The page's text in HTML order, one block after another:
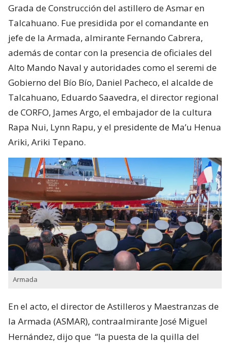
Grada de Construcción del astillero de Asmar en
Talcahuano. Fue presidida por el comandante en
jefe de la Armada, almirante Fernando Cabrera,
además de contar con la presencia de oficiales del
Alto Mando Naval y autoridades como el seremi de
Gobierno del Bío Bío, Daniel Pacheco, el alcalde de
Talcahuano, Eduardo Saavedra, el director regional
de CORFO, James Argo, el embajador de la cultura
Rapa Nui, Lynn Rapu, y el presidente de Ma’u Henua
Ariki, Ariki Tepano.
Armada
En el acto, el director de Astilleros y Maestranzas de
la Armada (ASMAR), contraalmirante José Miguel
Hernández, dijo que “la puesta de la quilla del